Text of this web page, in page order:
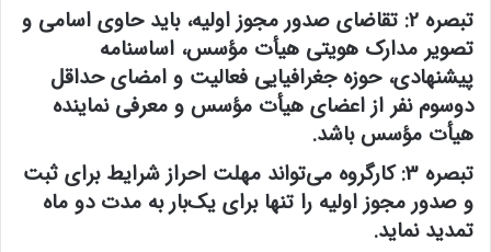
تبصره 2:
تقاضای صدور مجوز اولیه، باید حاوی اسامی و
تصویر مدارک هویتی هیأت مؤسس،‌ اساسنامه
پیشنهادی، حوزه جغرافیایی فعالیت و امضای حداقل
دوسوم نفر از اعضای هیأت مؤسس و معرفی نماینده
هیأت مؤسس باشد.
تبصره 3:
کارگروه می‌تواند مهلت احراز شرایط برای ثبت
و صدور مجوز اولیه را تنها برای یک‌بار به مدت دو ماه
تمدید نماید.